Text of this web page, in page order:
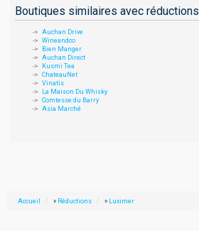
Boutiques similaires avec réductions
Auchan Drive
Wineandco
Bien Manger
Auchan Direct
Kusmi Tea
ChateauNet
Vinatis
La Maison Du Whisky
Comtesse du Barry
Asia Marché
Accueil » Réductions » Luximer